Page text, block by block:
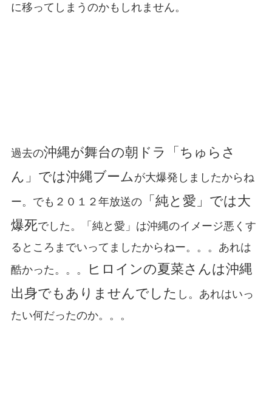
に移ってしまうのかもしれません。
過去の沖縄が舞台の朝ドラ「ちゅらさ
ん」では沖縄ブームが大爆発しましたからね
ー。でも２０１２年放送の「純と愛」では大
爆死でした。「純と愛」は沖縄のイメージ悪くす
るところまでいってましたからねー。。。あれは
酷かった。。。
ヒロインの夏菜さんは沖縄
出身でもありませんでした し。あれはいっ
たい何だったのか。。。